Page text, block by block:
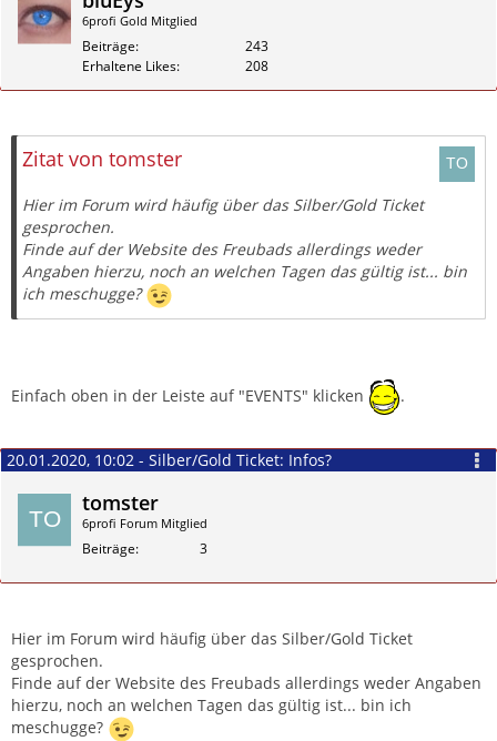
6profi Gold Mitglied
Beiträge
243
Erhaltene Likes
208
Zitat von tomster
Hier im Forum wird häufig über das Silber/Gold Ticket
gesprochen.
Finde auf der Website des Freubads allerdings weder
Angaben hierzu, noch an welchen Tagen das gültig ist... bin
ich meschugge?
Einfach oben in der Leiste auf "EVENTS" klicken .
Zitieren
20.01.2020, 10:02 - Silber/Gold Ticket: Infos?
tomster
6profi Forum Mitglied
Beiträge 3
Hier im Forum wird häufig über das Silber/Gold Ticket
gesprochen.
Finde auf der Website des Freubads allerdings weder Angaben
hierzu, noch an welchen Tagen das gültig ist... bin ich
meschugge?